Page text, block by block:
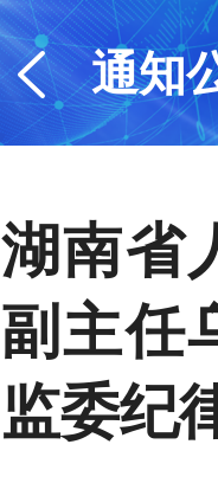
通知
湖南省
副主任
监委纪